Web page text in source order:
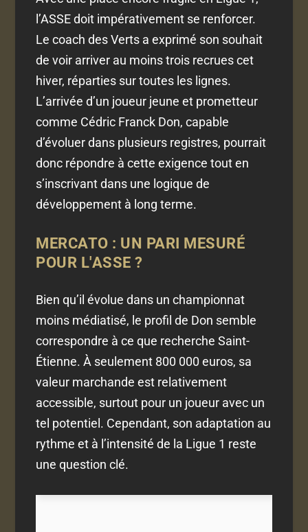
l’ASSE doit impérativement se renforcer.
Le coach des Verts a exprimé son souhait
de voir arriver au moins trois recrues cet
hiver, réparties sur toutes les lignes.
L’arrivée d’un joueur jeune et prometteur
comme Cédric Franck Don, capable
d’évoluer dans plusieurs registres, pourrait
donc répondre à cette exigence tout en
s’inscrivant dans une logique de
développement à long terme.
MERCATO : UN PARI MESURÉ
POUR L'ASSE ?
Bien qu’il évolue dans un championnat
moins médiatisé, le profil de Don semble
correspondre à ce que recherche Saint-
Étienne. À seulement 800 000 euros, sa
valeur marchande est relativement
accessible, surtout pour un joueur avec un
tel potentiel. Cependant, son adaptation au
rythme et à l’intensité de la Ligue 1 reste
une question clé.